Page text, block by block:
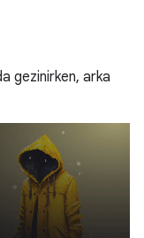
gezinirken, arka